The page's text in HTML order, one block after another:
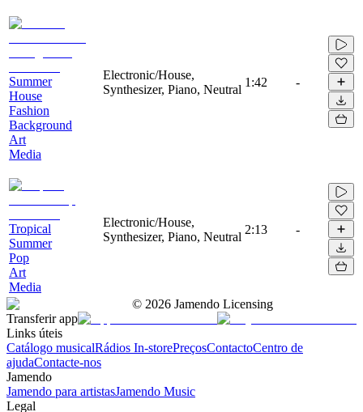
Summer
House
Fashion
Background
Art
Media
Electronic/House,
Synthesizer, Piano, Neutral
1:42 -
Tropical
Summer
Pop
Art
Media
Electronic/House,
Synthesizer, Piano, Neutral
2:13 -
© 2026 Jamendo Licensing
Transferir app
Links úteis
Catálogo musicalRádios In-storePreçosContactoCentro de
ajudaContacte-nos
Jamendo
Jamendo para artistasJamendo Music
Legal